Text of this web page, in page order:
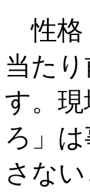
性格
当た
す。
ろ」
さな